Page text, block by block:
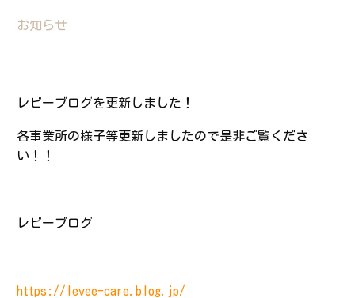
Contact
BLOG＆NEWS
お知らせ
レビーブログを更新しました！
各事業所の様子等更新しましたので是非ご覧くださ
い！！
レビーブログ
https://levee-care.blog.jp/